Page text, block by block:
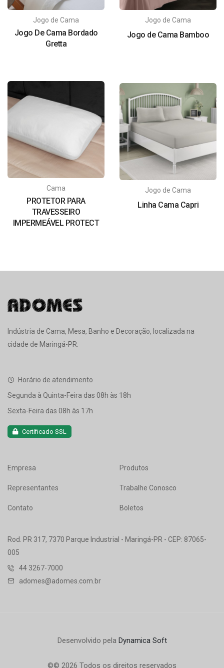
Jogo de Cama
Jogo De Cama Bordado
Gretta
Jogo de Cama
Jogo de Cama Bamboo
Cama
PROTETOR PARA
TRAVESSEIRO
IMPERMEÁVEL PROTECT
Jogo de Cama
Linha Cama Capri
Indústria de Cama, Mesa, Banho e Decoração, localizada na
cidade de Maringá-PR.
Horário de atendimento
Segunda à Quinta-Feira das 08h às 18h
Sexta-Feira das 08h às 17h
Certificado SSL
Empresa Produtos
Representantes Trabalhe Conosco
Contato Boletos
Rod. PR 317, 7370 Parque Industrial - Maringá-PR - CEP: 87065-
005
44 3267-7000
adomes@adomes.com.br
Desenvolvido pela Dynamica Soft
©© 2026 Todos os direitos reservados